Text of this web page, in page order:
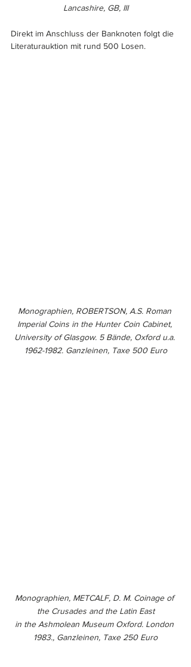
Lancashire, GB, III
Direkt im Anschluss der Banknoten folgt die
Literaturauktion mit rund 500 Losen.
Monographien, ROBERTSON, A.S. Roman
Imperial Coins in the Hunter Coin Cabinet,
University of Glasgow. 5 Bände, Oxford u.a.
1962-1982. Ganzleinen, Taxe 500 Euro
Monographien, METCALF, D. M. Coinage of
the Crusades and the Latin East
in the Ashmolean Museum Oxford. London
1983., Ganzleinen, Taxe 250 Euro